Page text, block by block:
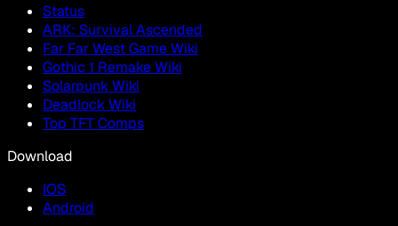
Status
ARK: Survival Ascended
Far Far West Game Wiki
Gothic 1 Remake Wiki
Solarpunk Wiki
Deadlock Wiki
Top TFT Comps
Download
IOS
Android